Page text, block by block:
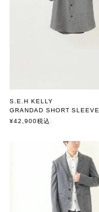
S.E.H KELLY
GRANDAD SHORT SLEEVE
エスイーエイチケリー
¥42,900税込